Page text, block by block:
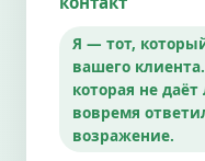
Я — тот,
вашего
которая не
вовремя
возражение.